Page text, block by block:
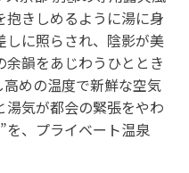
抱きしめるように湯に身
しに照らされ、陰影が美
韻をあじわうひととき
めの温度で新鮮な空気
湯気が都会の緊張をやわ
を、プライベート温泉